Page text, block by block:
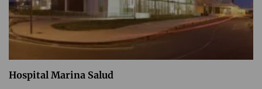
Hospital Marina Salud